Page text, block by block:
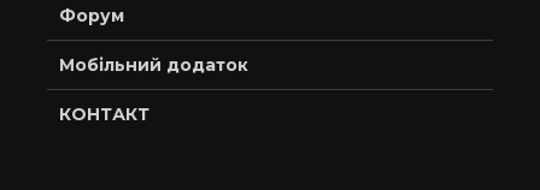
Форум
Мобільний додаток
КОНТАКТ